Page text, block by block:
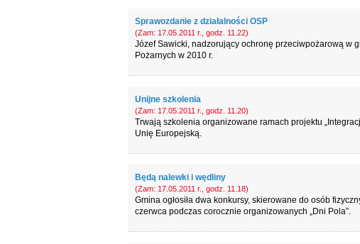
Sprawozdanie z działalności OSP
(Zam: 17.05.2011 r., godz. 11.22)
Józef Sawicki, nadzorujący ochronę przeciwpożarową w
Pożarnych w 2010 r.
Unijne szkolenia
(Zam: 17.05.2011 r., godz. 11.20)
Trwają szkolenia organizowane ramach projektu
Unię Europejską.
Będą nalewki i wędliny
(Zam: 17.05.2011 r., godz. 11.18)
Gmina ogłosiła dwa konkursy, skierowane do osób
czerwca podczas corocznie organizowanych „Dni Pola”.